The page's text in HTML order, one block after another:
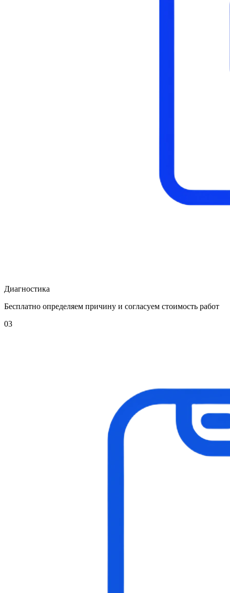
Диагностика
Бесплатно определяем причину и согласуем стоимость работ
03